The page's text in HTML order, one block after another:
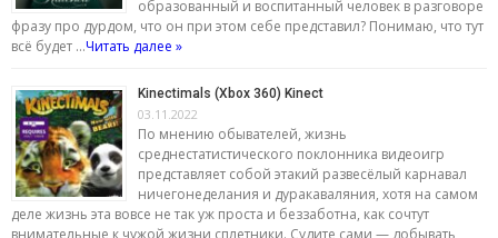
образованный и воспитанный человек в разговоре
фразу про дурдом, что он при этом себе представил? Понимаю, что тут
всё будет …Читать далее »
Kinectimals (Xbox 360) Kinect
03.11.2022
По мнению обывателей, жизнь
среднестатистического поклонника видеоигр
представляет собой этакий развесёлый карнавал
ничегонеделания и дуракаваляния, хотя на самом
деле жизнь эта вовсе не так уж проста и беззаботна, как сочтут
внимательные к чужой жизни сплетники. Судите сами — добывать